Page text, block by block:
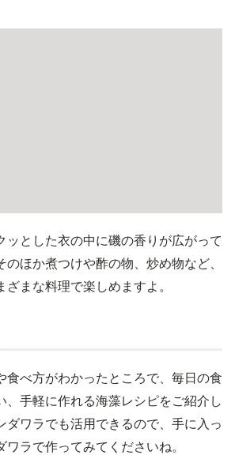
ッとした衣の中に磯の香りが広がって
ほか煮つけや酢の物、炒め物など、
まな料理で楽しめますよ。
食べ方がわかったところで、毎日の食
、手軽に作れる海藻レシピをご紹介し
ダワラでも活用できるので、手に入っ
ラで作ってみてくださいね。